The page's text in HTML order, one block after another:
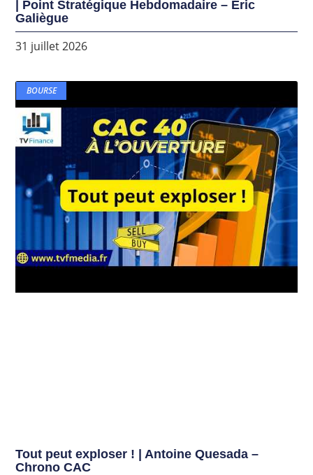
| Point Stratégique Hebdomadaire – Éric
Galiègue
31 juillet 2026
BOURSE
Tout peut exploser ! | Antoine Quesada –
Chrono CAC